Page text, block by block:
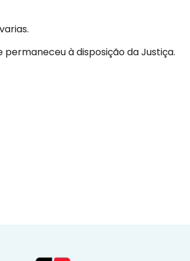
permaneceu à disposição da Justiça.